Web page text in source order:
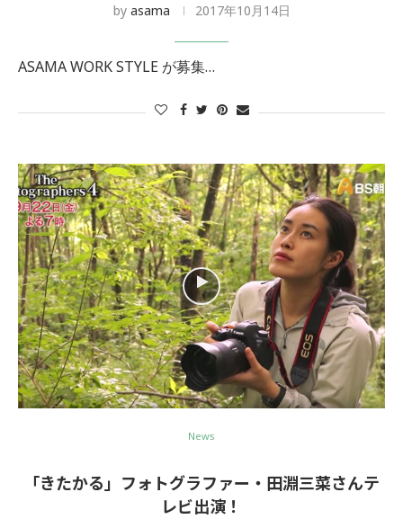
byasama 2017年10月14日
ASAMA WORK STYLE が募集…
News
「きたかる」フォトグラファー・田淵三菜さんテ
レビ出演！